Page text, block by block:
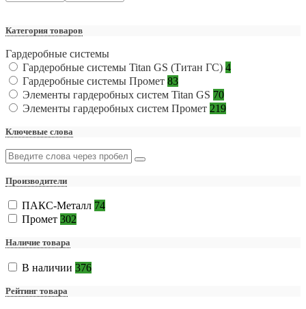
Категория товаров
Гардеробные системы
Гардеробные системы Titan GS (Титан ГС) 4
Гардеробные системы Промет 83
Элементы гардеробных систем Titan GS 70
Элементы гардеробных систем Промет 219
Ключевые слова
Производители
ПАКС-Металл 74
Промет 302
Наличие товара
В наличии 376
Рейтинг товара